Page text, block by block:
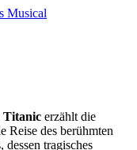
Musical
Titanic erzählt die
Reise des berühmten
dessen tragisches